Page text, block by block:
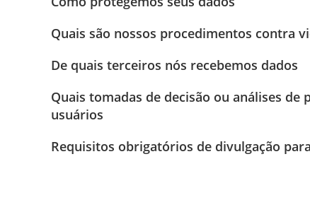
Quais são nossos procedimentos contra
De quais terceiros nós recebemos dados
Quais tomadas de decisão ou análises
usuários
Requisitos obrigatórios de divulgação